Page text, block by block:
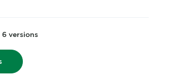
versions